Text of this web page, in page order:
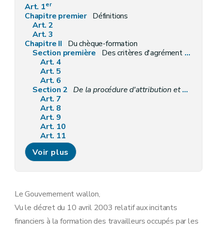
Art. 1er
Chapitre premier Définitions
Art. 2
Art. 3
Chapitre II
Du chèque-formation
Section première
Des critères d'agrément des formations
Art. 4
Art. 5
Art. 6
Section 2 De la procédure d'attribution et de retrait de l'agrément et de l'audit de certification
Art. 7
Art. 8
Art. 9
Art. 10
Art. 11
Art. 12
Section 3
De la désignation des certificateurs
Art. 13
Art. 16
Section 4 De la procédure d'octroi du chèque-formation
Art. 18
Voir plus
Le Gouvernement wallon,
Vu le décret du 10 avril 2003 relatif aux incitants
financiers à la formation des travailleurs occupés par les